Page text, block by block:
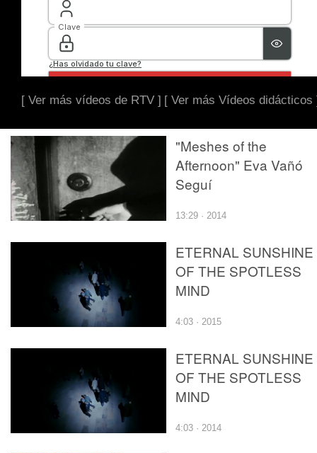
[ Ver más vídeos de RTV ] [ Ver más Vídeos didácticos
"Meshes of the
Afternoon" Eva Vañó
Seguí
13:29 · 2014
ETERNAL SUNSHINE
OF THE SPOTLESS
MIND
4:03 · 2015
ETERNAL SUNSHINE
OF THE SPOTLESS
MIND
4:03 · 2014